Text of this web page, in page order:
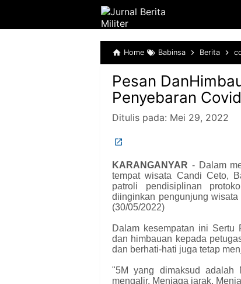
Home Babinsa Berita
Pesan
Penyebaran
Ditulis pada: Mei 29, 2022
KARANGANYAR - Dalam
tempat wisata Candi Ceto,
patroli pendisiplinan
diinginkan pengunjung
(30/05/2022)
Dalam kesempatan ini Sertu
dan himbauan kepada
dan berhati-hati juga tetap
"5M yang dimaksud adalah
mengalir, Menjaga jarak,